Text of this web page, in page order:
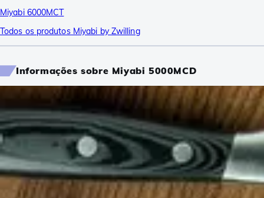
Miyabi 6000MCT
Todos os produtos Miyabi by Zwilling
Informações sobre Miyabi 5000MCD